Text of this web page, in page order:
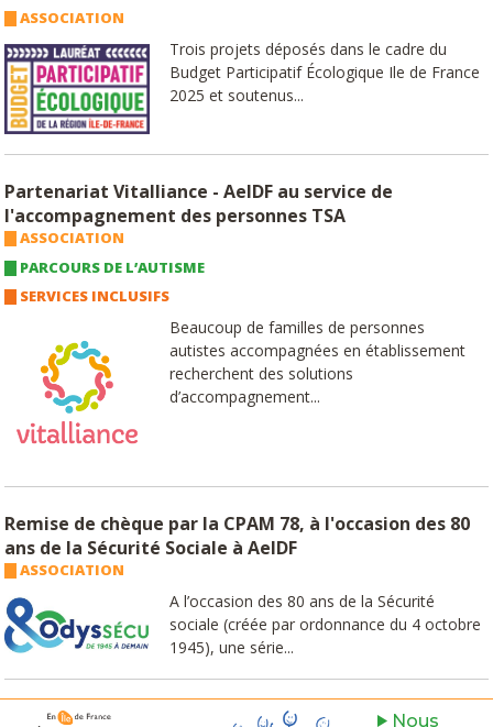
ASSOCIATION
Trois projets déposés dans le cadre du
Budget Participatif Écologique Ile de France
2025 et soutenus...
Partenariat Vitalliance - AeIDF au service de
l'accompagnement des personnes TSA
ASSOCIATION
PARCOURS DE L’AUTISME
SERVICES INCLUSIFS
Beaucoup de familles de personnes
autistes accompagnées en établissement
recherchent des solutions
d’accompagnement...
Remise de chèque par la CPAM 78, à l'occasion des 80
ans de la Sécurité Sociale à AeIDF
ASSOCIATION
A l’occasion des 80 ans de la Sécurité
sociale (créée par ordonnance du 4 octobre
1945), une série...
Nous